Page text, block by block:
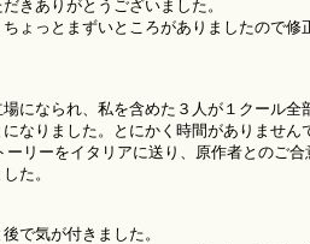
きありがとうございました。
ょっとまずいところがありましたので修
になられ、私を含めた３人が１クール全
なりました。とにかく時間がありません
ーリーをイタリアに送り、原作者とのご合
た。
で気が付きました。